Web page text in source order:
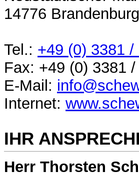
14776
Tel.: +49 (0) 3381 /
Fax: +49 (0) 3381
E-Mail:
Internet:
IHR
Herr Thorsten